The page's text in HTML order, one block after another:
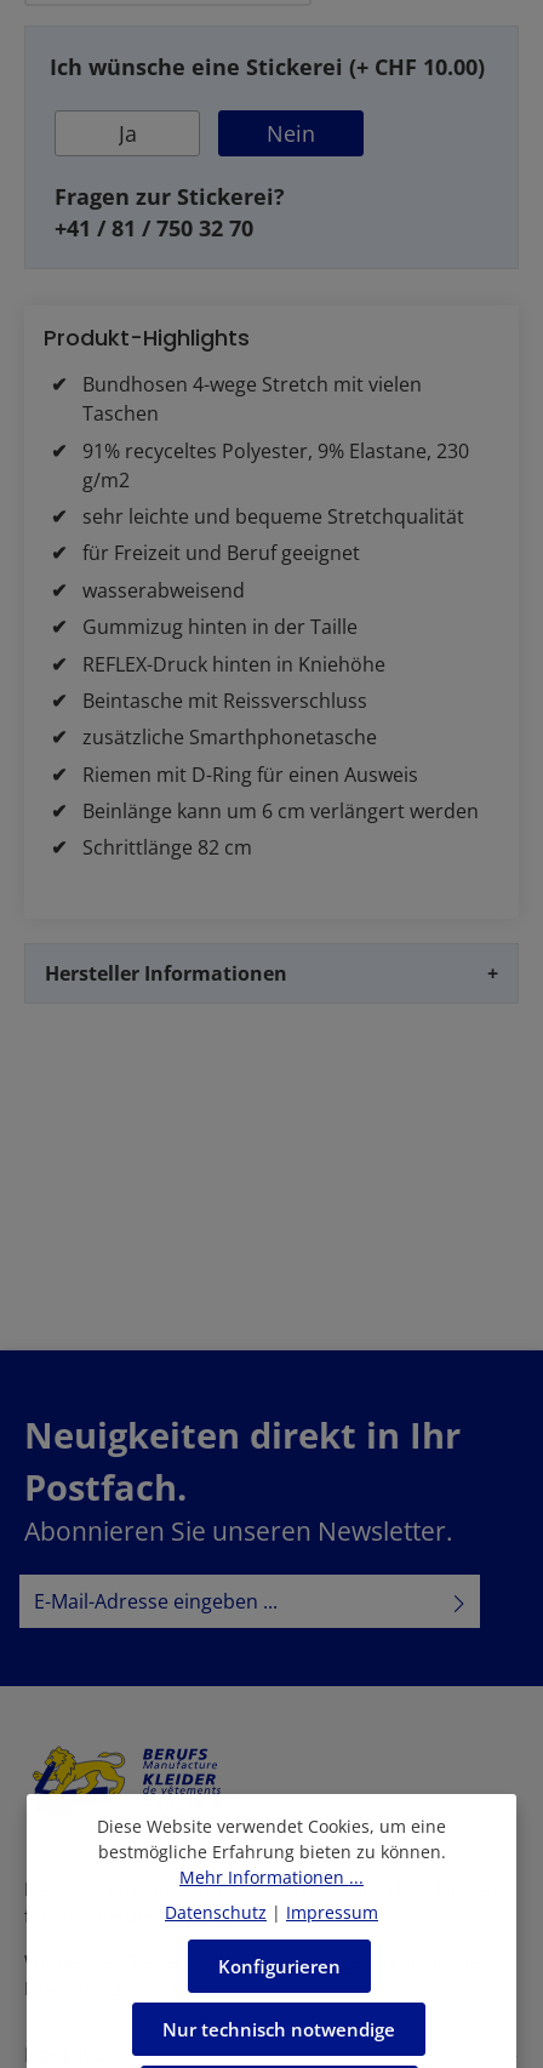
Ich wünsche eine Stickerei (+ CHF 10.00)
Ja Nein
Fragen zur Stickerei?
+41 / 81 / 750 32 70
Produkt-Highlights
Bundhosen 4-wege Stretch mit vielen
Taschen
91% recyceltes Polyester, 9% Elastane, 230
g/m2
sehr leichte und bequeme Stretchqualität
für Freizeit und Beruf geeignet
wasserabweisend
Gummizug hinten in der Taille
REFLEX-Druck hinten in Kniehöhe
Beintasche mit Reissverschluss
zusätzliche Smarthphonetasche
Riemen mit D-Ring für einen Ausweis
Beinlänge kann um 6 cm verlängert werden
Schrittlänge 82 cm
Hersteller Informationen +
Neuigkeiten direkt in Ihr
Postfach.
Abonnieren Sie unseren Newsletter.
E-Mail-Adresse*
Ich habe dieDatenschutzbestimmungenzur Kenntnis
Bei uns finden Sie eine grosse Auswahl an Arbeitskleidern
für viele Berufe und Branchen.
Wir beraten Sie persönlich in allen Fragen rund um die
Einkleidung Ihrer Mitarbeiter.
Kontakt
Diese Website verwendet Cookies, um eine
bestmögliche Erfahrung bieten zu können.
Mehr Informationen ...
Datenschutz | Impressum
Nur technisch notwendige
Konfigurieren